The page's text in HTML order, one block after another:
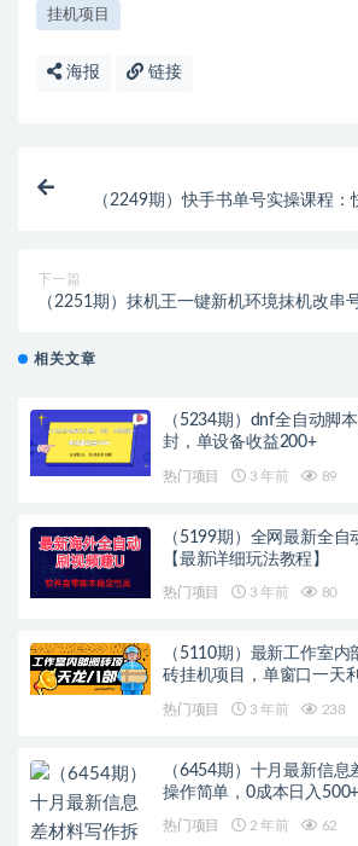
挂机项目
海报 链接
（2249期）快手书单号实操课程：
下一篇
（2251期）抹机王一键新机环境抹机改串
相关文章
（5234期）dnf全自动脚
封，单设备收益200+
热门项目 3 年前 89
（5199期）全网最新全
【最新详细玩法教程】
热门项目 3 年前 80
（5110期）最新工作室
砖挂机项目，单窗口一天
热门项目 3 年前 238
（6454期）十月最新信息
操作简单，0成本日入
热门项目 2 年前 62